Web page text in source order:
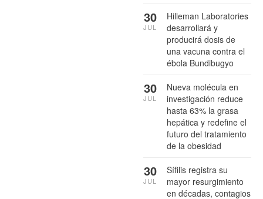
Hilleman Laboratories
desarrollará y
producirá dosis de
una vacuna contra el
ébola Bundibugyo
30
JUL
Nueva molécula en
investigación reduce
hasta 63% la grasa
hepática y redefine el
futuro del tratamiento
de la obesidad
30
JUL
Sífilis registra su
mayor resurgimiento
en décadas, contagios
30
JUL